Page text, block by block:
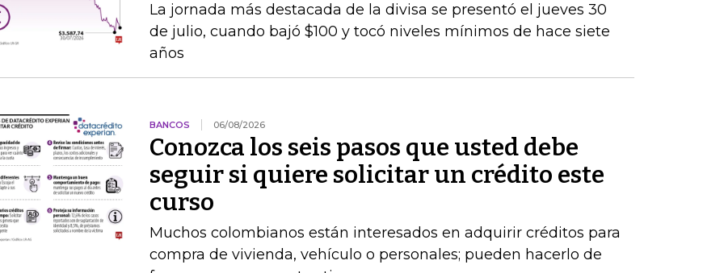
La jornada más destacada de la divisa se presentó el jueves 30
de julio, cuando bajó $100 y tocó niveles mínimos de hace siete
años
BANCOS 06/08/2026
Conozca los seis pasos que usted debe
seguir si quiere solicitar un crédito este
curso
Muchos colombianos están interesados en adquirir créditos para
compra de vivienda, vehículo o personales; pueden hacerlo de